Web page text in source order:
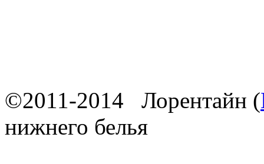
©2011-2014 Лорентайн (
нижнего белья